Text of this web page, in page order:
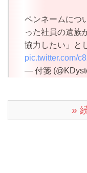
ペンネームにつ
った社員の遺族
協力したい」と
pic.twitter.com/
— 付箋
»